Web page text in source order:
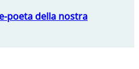
poeta della nostra